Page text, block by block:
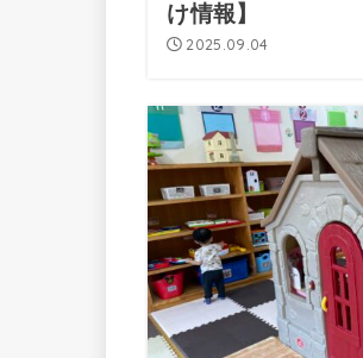
け情報】
2025.09.04